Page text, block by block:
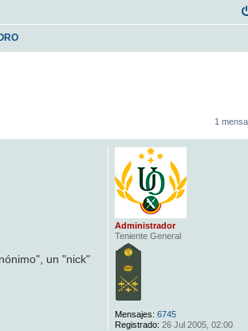
1
Administrador
Teniente General
Mensajes: 6745
Registrado: 26 Jul 2005, 02:00
un "nick"